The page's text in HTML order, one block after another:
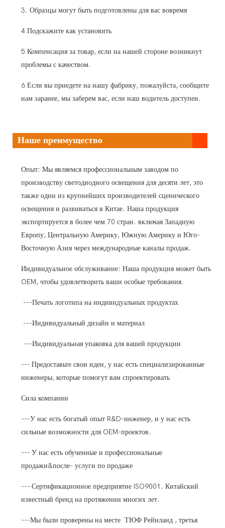
3. Образцы могут быть подготовлены для вас вовремя
4 Подскажите как установить
5 Компенсация за товар, если на нашей стороне возникнут
проблемы с качеством.
6 Если вы приедете на нашу фабрику, пожалуйста, сообщите
нам заранее, мы заберем вас, если наш водитель доступен.
Наше преимущество
Опыт: Мы являемся профессиональным заводом по
производству светодиодного освещения для десяти лет, это
также один из крупнейших производителей сценического
освещения и развиваться в Китае. Наша продукция
экспортируется в более чем 70 стран. включая Западную
Европу, Центральную Америку, Южную Америку и Юго-
Восточную Азия через международные каналы продаж.
Индивидуальное обслуживание: Наша продукция может быть
OEM, чтобы удовлетворить ваши особые требования.
---Печать логотипа на индивидуальных продуктах
---Индивидуальный дизайн и материал
---Индивидуальная упаковка для вашей продукции
--- Предоставьте свои идеи, у нас есть специализированные
инженеры, которые помогут вам спроектировать
Сила компании
---У нас есть богатый опыт R&D-инженер, и у нас есть
сильные возможности для OEM-проектов.
--- У нас есть обученные и профессиональные
продажи&после- услуги по продаже
--- Сертификационное предприятие ISO9001. Китайский
известный бренд на протяжении многих лет.
---Мы были проверены на месте ТЮФ Рейнланд , третья